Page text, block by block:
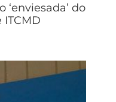
do
ITCMD